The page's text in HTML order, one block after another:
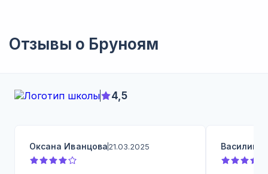
Отзывы о Бруноям
4,5
Оксана Иванцова21.03.2025 Василий